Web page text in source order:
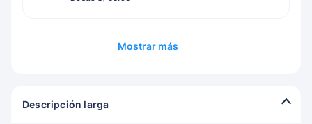
Mostrar más
Descripción larga